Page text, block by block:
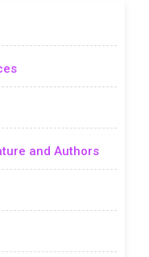
and Authors